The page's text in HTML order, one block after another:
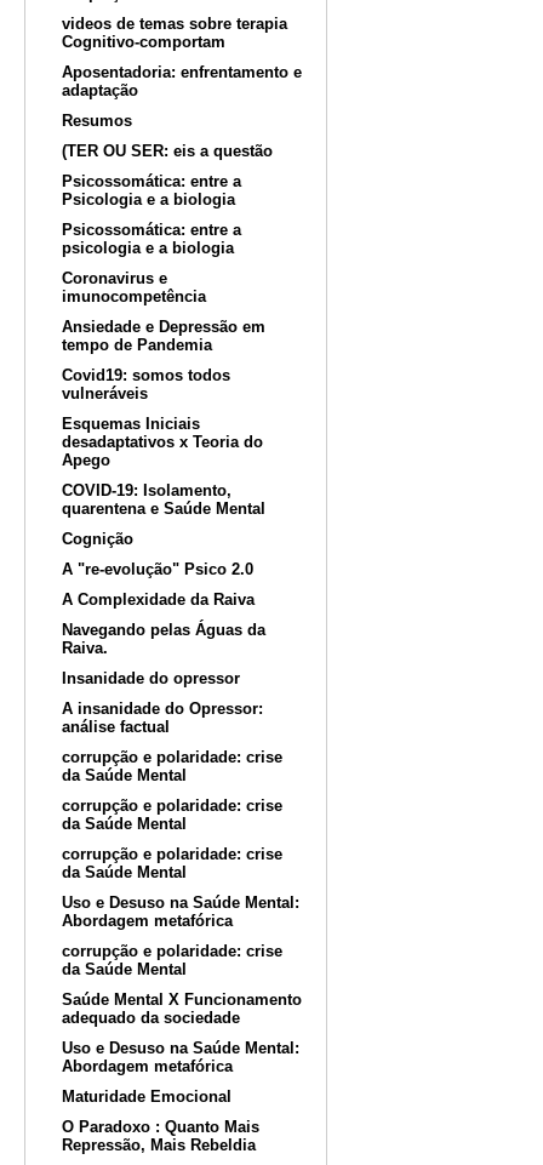
videos de temas sobre terapia
Cognitivo-comportam
Aposentadoria: enfrentamento e
adaptação
Resumos
(TER OU SER: eis a questão
Psicossomática: entre a
Psicologia e a biologia
Psicossomática: entre a
psicologia e a biologia
Coronavirus e
imunocompetência
Ansiedade e Depressão em
tempo de Pandemia
Covid19: somos todos
vulneráveis
Esquemas Iniciais
desadaptativos x Teoria do
Apego
COVID-19: Isolamento,
quarentena e Saúde Mental
Cognição
A "re-evolução" Psico 2.0
A Complexidade da Raiva
Navegando pelas Águas da
Raiva.
Insanidade do opressor
A insanidade do Opressor:
análise factual
corrupção e polaridade: crise
da Saúde Mental
corrupção e polaridade: crise
da Saúde Mental
corrupção e polaridade: crise
da Saúde Mental
Uso e Desuso na Saúde Mental:
Abordagem metafórica
corrupção e polaridade: crise
da Saúde Mental
Saúde Mental X Funcionamento
adequado da sociedade
Uso e Desuso na Saúde Mental:
Abordagem metafórica
Maturidade Emocional
O Paradoxo : Quanto Mais
Repressão, Mais Rebeldia